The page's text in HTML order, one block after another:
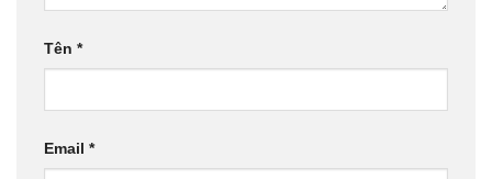
Tên *
Email *